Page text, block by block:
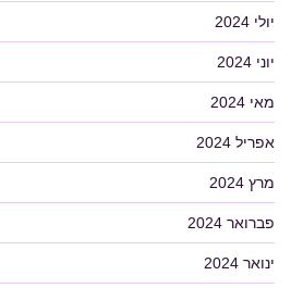
יולי 2024
יוני 2024
מאי 2024
אפריל 2024
מרץ 2024
פברואר 2024
ינואר 2024